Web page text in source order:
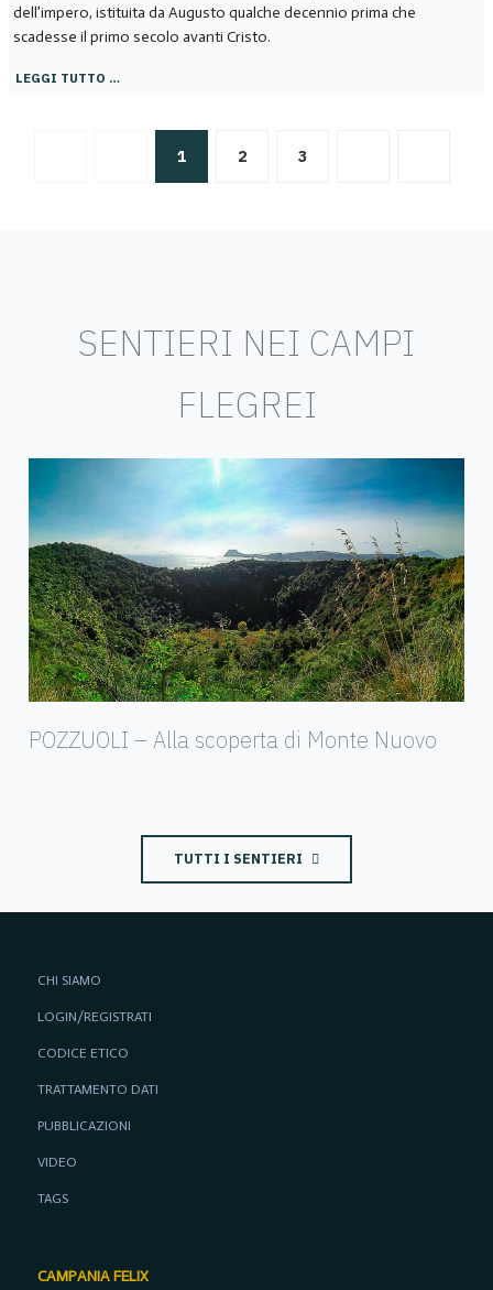
dell’impero, istituita da Augusto qualche decennio prima che
scadesse il primo secolo avanti Cristo.
LEGGI TUTTO …
1 2 3
SENTIERI NEI CAMPI
FLEGREI
POZZUOLI – Alla scoperta di Monte Nuovo
TUTTI I SENTIERI
CHI SIAMO
LOGIN/REGISTRATI
CODICE ETICO
TRATTAMENTO DATI
PUBBLICAZIONI
VIDEO
TAGS
CAMPANIA FELIX